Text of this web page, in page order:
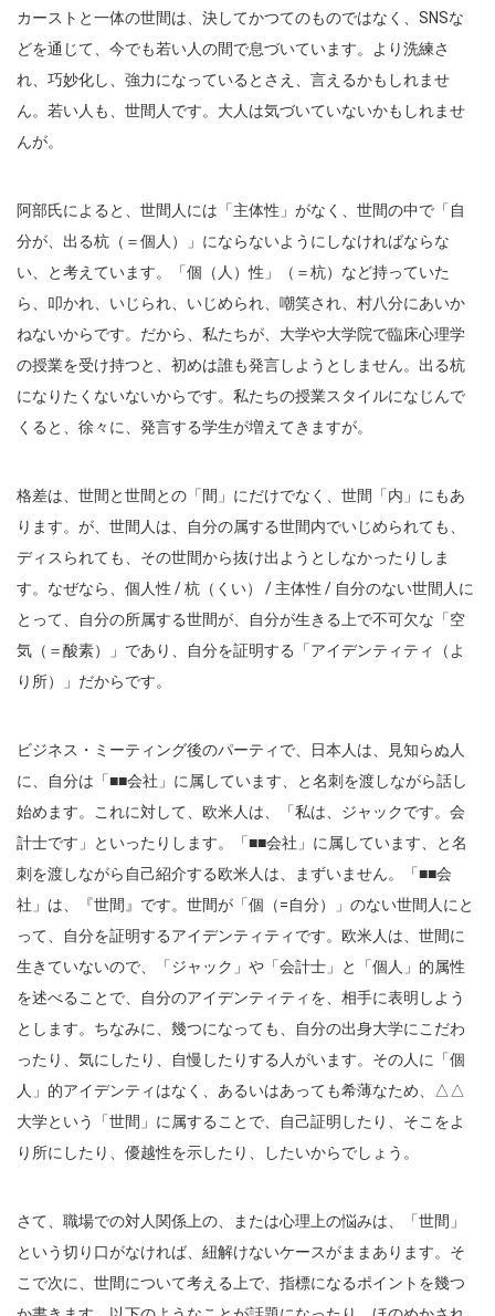
カーストと一体の世間は、決してかつてのものではなく、SNSな
どを通じて、今でも若い人の間で息づいています。より洗練さ
れ、巧妙化し、強力になっているとさえ、言えるかもしれませ
ん。若い人も、世間人です。大人は気づいていないかもしれませ
んが。
阿部氏によると、世間人には「主体性」がなく、世間の中で「自
分が、出る杭（＝個人）」にならないようにしなければならな
い、と考えています。「個（人）性」（＝杭）など持っていた
ら、叩かれ、いじられ、いじめられ、嘲笑され、村八分にあいか
ねないからです。だから、私たちが、大学や大学院で臨床心理学
の授業を受け持つと、初めは誰も発言しようとしません。出る杭
になりたくないないからです。私たちの授業スタイルになじんで
くると、徐々に、発言する学生が増えてきますが。
格差は、世間と世間との「間」にだけでなく、世間「内」にもあ
ります。が、世間人は、自分の属する世間内でいじめられても、
ディスられても、その世間から抜け出ようとしなかったりしま
す。なぜなら、個人性 / 杭（くい） / 主体性 / 自分のない世間人に
とって、自分の所属する世間が、自分が生きる上で不可欠な「空
気（＝酸素）」であり、自分を証明する「アイデンティティ（よ
り所）」だからです。
ビジネス・ミーティング後のパーティで、日本人は、見知らぬ人
に、自分は「■■会社」に属しています、と名刺を渡しながら話し
始めます。これに対して、欧米人は、「私は、ジャックです。会
計士です」といったりします。「■■会社」に属しています、と名
刺を渡しながら自己紹介する欧米人は、まずいません。「■■会
社」は、『世間』です。世間が「個（=自分）」のない世間人にと
って、自分を証明するアイデンティティです。欧米人は、世間に
生きていないので、「ジャック」や「会計士」と「個人」的属性
を述べることで、自分のアイデンティティを、相手に表明しよう
とします。ちなみに、幾つになっても、自分の出身大学にこだわ
ったり、気にしたり、自慢したりする人がいます。その人に「個
人」的アイデンティはなく、あるいはあっても希薄なため、△△
大学という「世間」に属することで、自己証明したり、そこをよ
り所にしたり、優越性を示したり、したいからでしょう。
さて、職場での対人関係上の、または心理上の悩みは、「世間」
という切り口がなければ、紐解けないケースがままあります。そ
こで次に、世間について考える上で、指標になるポイントを幾つ